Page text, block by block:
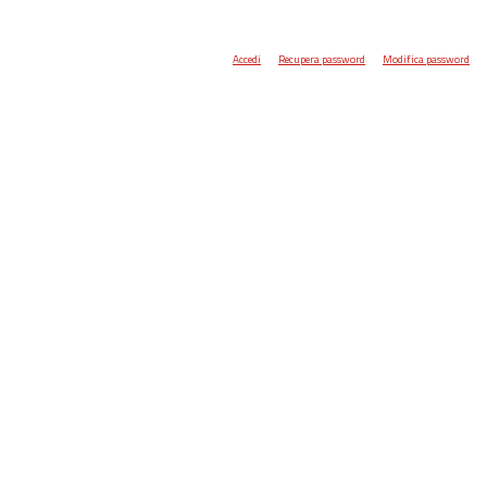
Accedi Recupera password Modifica password